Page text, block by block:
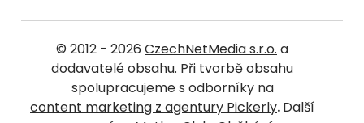
© 2012 - 2026 CzechNetMedia s.r.o. a
dodavatelé obsahu. Při tvorbě obsahu
spolupracujeme s odborníky na
content marketing z agentury Pickerly.Další